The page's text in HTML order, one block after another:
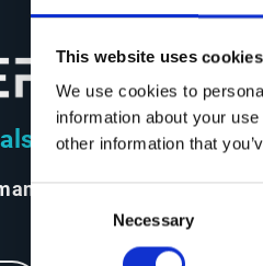
This website uses cookies
We use cookies to
information about your
other information that
Consent
Necessary
cosa
non esitare a